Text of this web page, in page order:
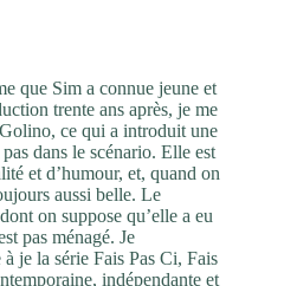
que Sim a connue jeune et
trente ans après, je me
ce qui a introduit une
dans le scénario. Elle est
et d’humour, et, quand on
aussi belle. Le
on suppose qu’elle a eu
pas ménagé. Je
je la série Fais Pas Ci, Fais
indépendante et